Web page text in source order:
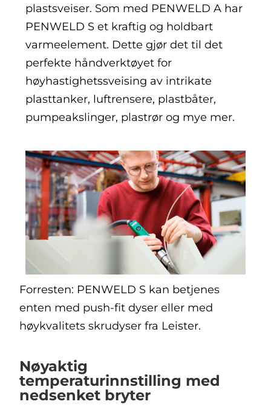
plastsveiser. Som med PENWELD A har
PENWELD S et kraftig og holdbart
varmeelement. Dette gjør det til det
perfekte håndverktøyet for
høyhastighetssveising av intrikate
plasttanker, luftrensere, plastbåter,
pumpeakslinger, plastrør og mye mer.
Forresten: PENWELD S kan betjenes
enten med push-fit dyser eller med
høykvalitets skrudyser fra Leister.
Nøyaktig
temperaturinnstilling med
nedsenket bryter